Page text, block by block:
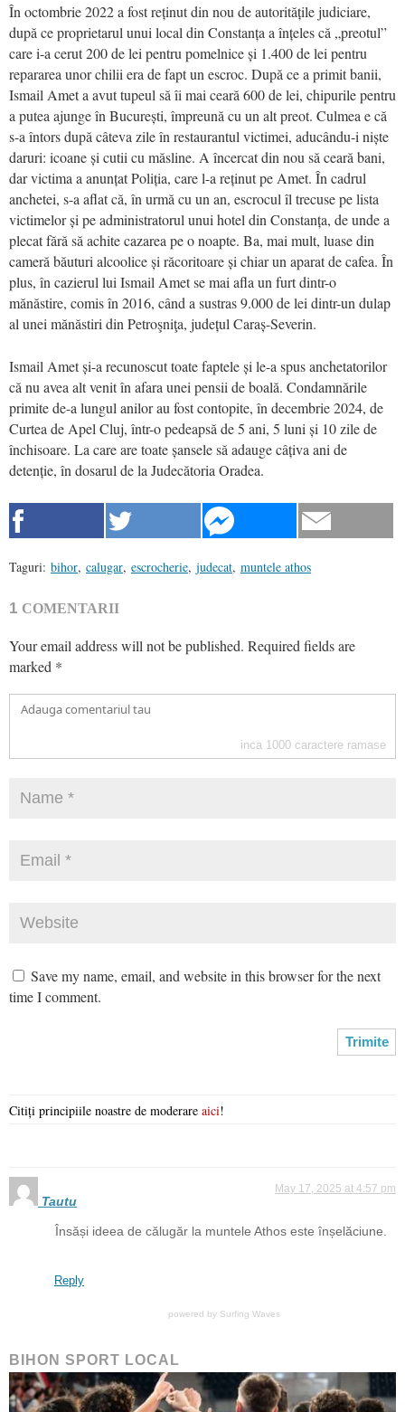
În octombrie 2022 a fost reținut din nou de autoritățile judiciare,
după ce proprietarul unui local din Constanța a înțeles că „preotul”
care i-a cerut 200 de lei pentru pomelnice și 1.400 de lei pentru
repararea unor chilii era de fapt un escroc. După ce a primit banii,
Ismail Amet a avut tupeul să îi mai ceară 600 de lei, chipurile pentru
a putea ajunge în București, împreună cu un alt preot. Culmea e că
s-a întors după câteva zile în restaurantul victimei, aducându-i niște
daruri: icoane și cutii cu măsline. A încercat din nou să ceară bani,
dar victima a anunțat Poliția, care l-a reținut pe Amet. În cadrul
anchetei, s-a aflat că, în urmă cu un an, escrocul îl trecuse pe lista
victimelor și pe administratorul unui hotel din Constanța, de unde a
plecat fără să achite cazarea pe o noapte. Ba, mai mult, luase din
cameră băuturi alcoolice și răcoritoare și chiar un aparat de cafea. În
plus, în cazierul lui Ismail Amet se mai afla un furt dintr-o
mănăstire, comis în 2016, când a sustras 9.000 de lei dintr-un dulap
al unei mănăstiri din Petroşniţa, județul Caraș-Severin.
Ismail Amet și-a recunoscut toate faptele și le-a spus anchetatorilor
că nu avea alt venit în afara unei pensii de boală. Condamnările
primite de-a lungul anilor au fost contopite, în decembrie 2024, de
Curtea de Apel Cluj, într-o pedeapsă de 5 ani, 5 luni și 10 zile de
închisoare. La care are toate șansele să adauge câțiva ani de
detenție, în dosarul de la Judecătoria Oradea.
Taguri: bihor, calugar, escrocherie, judecat, muntele athos
1 COMENTARII
Your email address will not be published. Required fields are
marked *
inca 1000 caractere ramase
Save my name, email, and website in this browser for the next
time I comment.
Citiți principiile noastre de moderare aici!
Tautu
May 17, 2025 at 4:57 pm
Însăși ideea de călugăr la muntele Athos este înșelăciune.
Reply
powered by Surfing Waves
BIHON SPORT LOCAL